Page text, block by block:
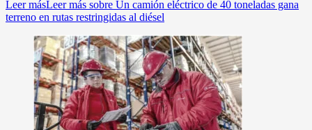
Leer másLeer más sobre Un camión eléctrico de 40 toneladas gana
terreno en rutas restringidas al diésel